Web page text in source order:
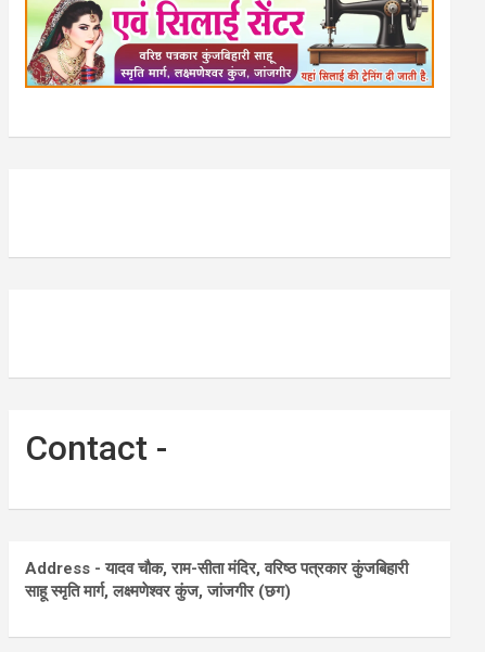
Contact -
Address - यादव चौक, राम-सीता मंदिर, वरिष्ठ पत्रकार कुंजबिहारी
साहू स्मृति मार्ग, लक्ष्मणेश्वर कुंज, जांजगीर (छग)